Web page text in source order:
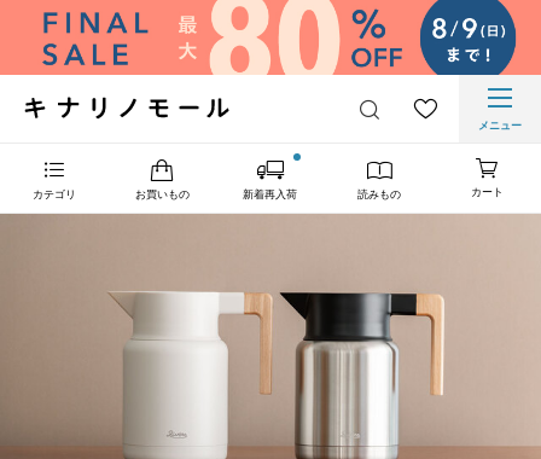
メニュー
カテゴリ お買いもの 新着再入荷 読みもの カート